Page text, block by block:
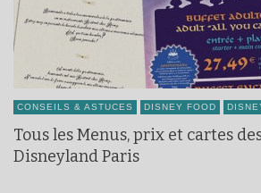
CONSEILS & ASTUCES DISNEY FOOD
Tous les Menus, prix et cartes
Disneyland Paris